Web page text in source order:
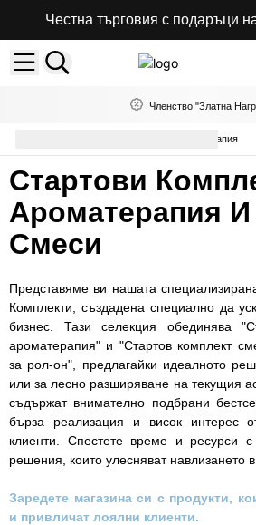
Честна търговия с подаръци
Членство "Златна
Стартови комплекти за ароматерапия
Стартови
Ароматерапия
Смеси
Представяме ви нашата
Комплекти, създадена специално да
бизнес. Тази селекция обединява
ароматерапия" и "Стартов комплект
за рол-он", предлагайки идеалното
или за лесно разширяване на текущия
съдържат внимателно подбрани
бърза реализация и висок интерес
клиенти. Спестете време и ресурси с
решения, които улесняват навлизането
Заредете магазина си с продукти,
и привличат лоялни клиенти.